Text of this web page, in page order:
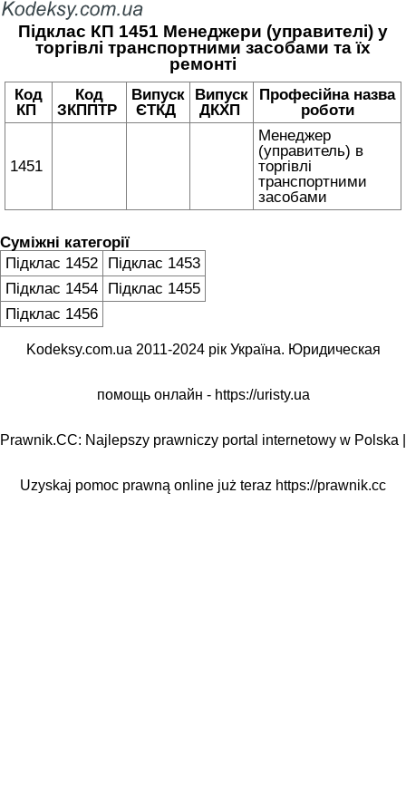
Підклас КП 1451 Менеджери (управителі) у
торгівлі транспортними засобами та їх
ремонті
Код
КП
Код
ЗКППТР
Випуск
ЄТКД
Випуск
ДКХП
Професійна назва
роботи
1451
Менеджер
(управитель) в
торгівлі
транспортними
засобами
Суміжні категорії
Підклас 1452 Підклас 1453
Підклас 1454 Підклас 1455
Підклас 1456
Kodeksy.com.ua 2011-2024 рік Україна. Юридическая
помощь онлайн - https://uristy.ua
Prawnik.CC: Najlepszy prawniczy portal internetowy w Polska |
Uzyskaj pomoc prawną online już teraz https://prawnik.cc